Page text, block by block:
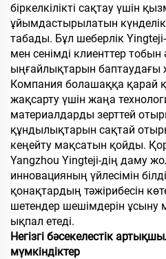
біркелкілікті сақтау үшін
ұйымдастырылатын
табады. Бұл шеберлік
мен сенімді клиенттер
ыңғайлықтарын баптаудағы
Компания болашаққа қарай
жақсарту үшін жаңа
материалдарды зерттей
құндылықтарын сақтай
кеңейту мақсатын қойды.
Yangzhou Yingteji-дің даму
инновацияның үйлесімін
қонақтардың тәжірибесін
шетендер шешімдерін ұсыну
ықпал етеді.
Негізгі бәсекелестік
мүмкіндіктер